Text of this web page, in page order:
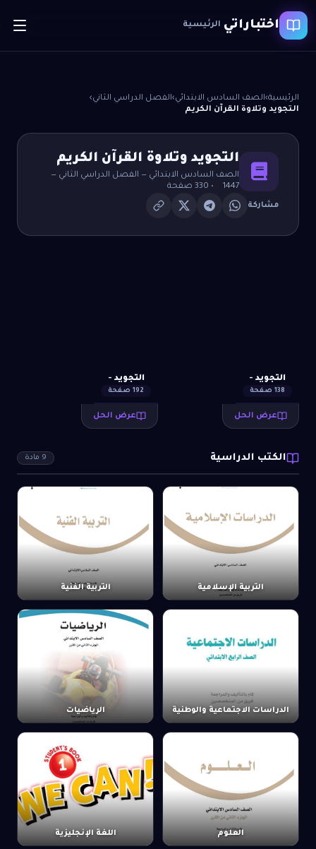
اختباراتي الرئيسية
الرئيسية›الصف السادس الابتدائي›الفصل الدراسي الثاني›
التجويد وتلاوة القرآن الكريم
التجويد وتلاوة القرآن الكريم
الصف السادس الابتدائي — الفصل الدراسي الثاني —
1447
•
330 صفحة
مشاركة
التجويد -
138 صفحة
عرض الحل
التجويد -
192 صفحة
عرض الحل
الكتب الدراسية 9 مادة
التربية الإسلامية التربية الفنية
الدراسات الاجتماعية والوطنية الرياضيات
العلوم اللغة الإنجليزية